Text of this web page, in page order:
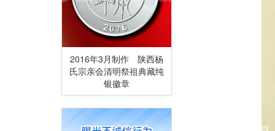
2016年3月制作 陕西杨
氏宗亲会清明祭祖典藏纯
银徽章